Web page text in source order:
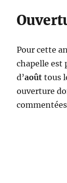
Pour cette
chapelle est
d’août tous
ouverture